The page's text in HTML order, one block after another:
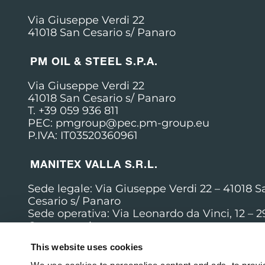
This website uses cookies
Via Giuseppe Verdi 22
41018 San Cesario s/ Panaro
PM OIL & STEEL S.P.A.
Via Giuseppe Verdi 22
41018 San Cesario s/ Panaro
T. +39 059 936 811
PEC: pmgroup@pec.pm-group.eu
P.IVA: IT03520360961
MANITEX VALLA S.R.L.
Sede legale: Via Giuseppe Verdi 22 – 41018
Cesario s/ Panaro
Sede operativa: Via Leonardo da Vinci, 12 –
Cortemaggiore
PEC: manitex.valla@pec.it